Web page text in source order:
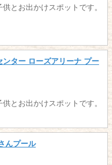
とお出かけスポットです。
ンター ローズアリーナ プー
とお出かけスポットです。
んプール